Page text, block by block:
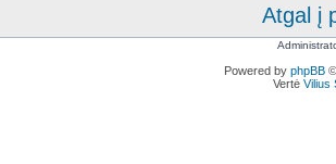
Atgal į
Powered by phpBB
Vertė Vilius